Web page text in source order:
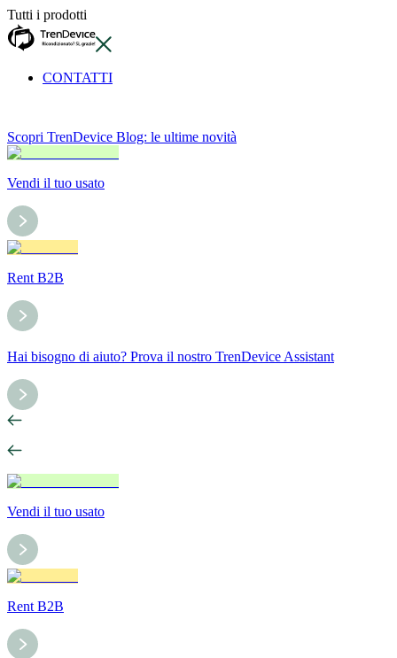
Tutti i prodotti
CONTATTI
Scopri TrenDevice Blog: le ultime novità
Vendi il tuo usato
Rent B2B
Hai bisogno di aiuto? Prova il nostro TrenDevice Assistant
Vendi il tuo usato
Rent B2B